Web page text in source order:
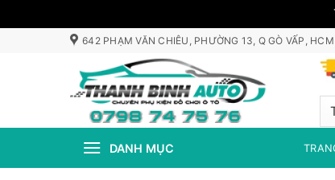
642 PHẠM VĂN CHIÊU, PHƯỜNG 13, Q GÒ VẤP, HCM
DANH MỤC